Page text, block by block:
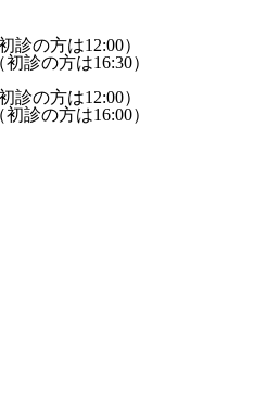
診の方は12:00）
診の方は16:30）
診の方は12:00）
診の方は16:00）